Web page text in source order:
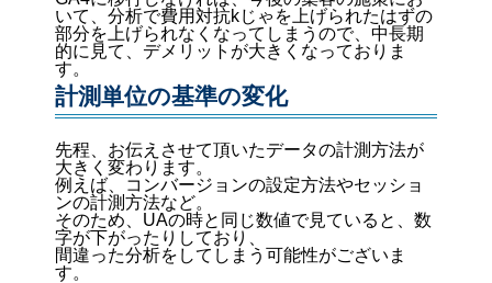
いて、分析で費用対抗kじゃを上げられたはずの
部分を上げられなくなってしまうので、中長期
的に見て、デメリットが大きくなっておりま
す。
計測単位の基準の変化
先程、お伝えさせて頂いたデータの計測方法が
大きく変わります。
例えば、コンバージョンの設定方法やセッショ
ンの計測方法など。
そのため、UAの時と同じ数値で見ていると、数
字が下がったりしており、
間違った分析をしてしまう可能性がございま
す。